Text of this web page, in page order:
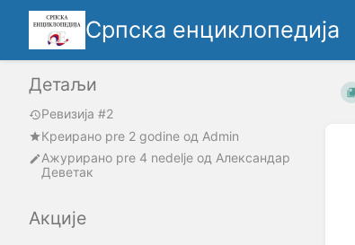
Српска енциклопедија
Детаљи
Ревизија #2
Креирано pre 2 godine oд Admin
Ажурирано pre 4 nedelje од Александар
Деветак
Акције